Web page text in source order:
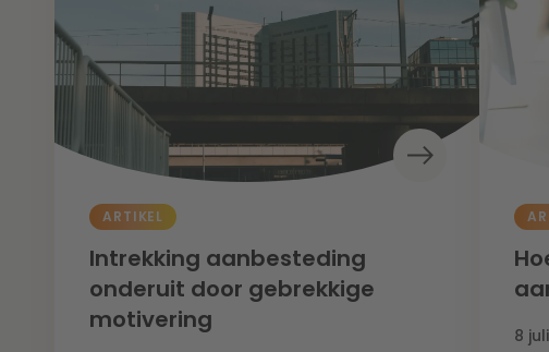
ARTIKEL
Intrekking aanbesteding
onderuit door gebrekkige
motivering
8